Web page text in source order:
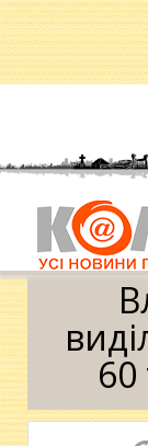
Головна »
АТО 60 тисяч